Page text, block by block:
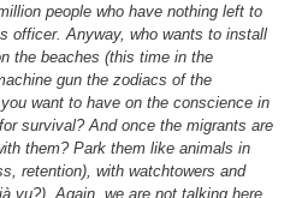
people who have nothing left to
officer. Anyway, who wants to install
the beaches (this time in the
gun the zodiacs of the
want to have on the conscience in
survival? And once the migrants are
them? Park them like animals in
retention), with watchtowers and
vu?). Again, we are not talking here